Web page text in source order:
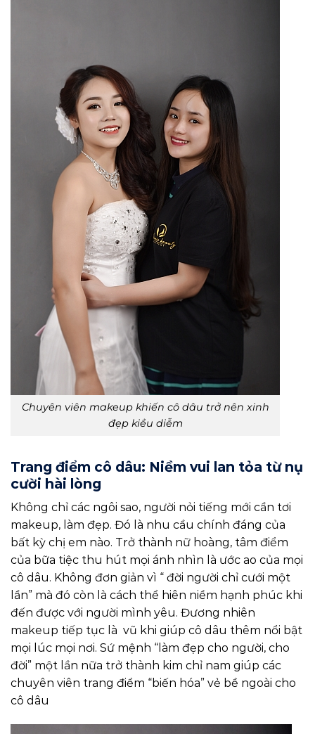
Chuyên viên makeup khiến cô dâu trở nên xinh
đẹp kiều diễm
Trang điểm cô dâu: Niềm vui lan tỏa từ nụ
cười hài lòng
Không chỉ các ngôi sao, người nỏi tiếng mới cần tơi
makeup, làm đẹp. Đó là nhu cầu chính đáng của
bất kỳ chị em nào. Trở thành nữ hoàng, tâm điểm
của bữa tiệc thu hút mọi ánh nhìn là ước ao của mọi
cô dâu. Không đơn giản vì “ đời người chỉ cưới một
lần” mà đó còn là cách thể hiên niềm hạnh phúc khi
đến được với người mình yêu. Đương nhiên
makeup tiếp tục là vũ khi giúp cô dâu thêm nổi bật
mọi lúc mọi nơi. Sứ mệnh “làm đẹp cho người, cho
đời” một lần nữa trở thành kim chỉ nam giúp các
chuyên viên trang điểm “biến hóa” vẻ bề ngoài cho
cô dâu